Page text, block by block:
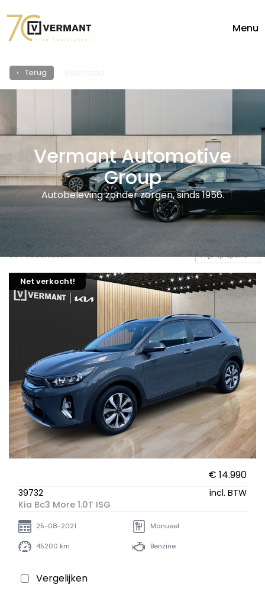
Menu
‹ Terug
Vermant Automotive
Group
Autobeleving zonder zorgen, sinds 1956.
367 resultaten
Net verkocht!
€ 14.990
39732
incl. BTW
Kia Bc3 More 1.0T ISG
25-08-2021 Manueel
45200 km Benzine
Vergelijken